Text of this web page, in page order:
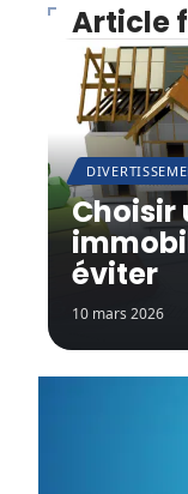
Article
Choisir
éviter
10 mars 2026